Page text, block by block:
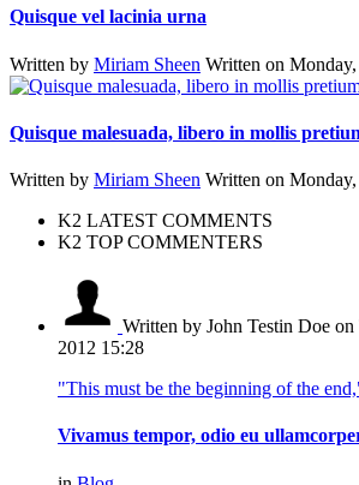
Quisque vel lacinia urna
Written by Miriam Sheen Written on
Quisque malesuada, libero in mollis
Written by Miriam Sheen Written on
K2 LATEST COMMENTS
K2 TOP COMMENTERS
Written by John Testin Doe on
2012 15:28
"This must be the beginning of the
Vivamus tempor, odio eu